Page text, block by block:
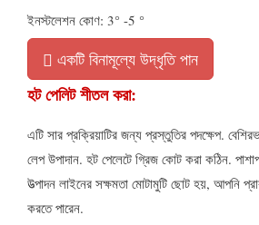
ইনস্টলেশন কোণ: 3° -5 °
একটি বিনামূল্যে উদ্ধৃতি পান
হট পেলিট শীতল করা:
এটি সার প্রক্রিয়াটির জন্য প্রস্তুতির পদক্ষেপ.
লেপ উপাদান. হট পেলেটে গ্রিজ কোট করা কঠিন.
উত্পাদন লাইনের সক্ষমতা মোটামুটি ছোট হয়, আপনি
করতে পারেন.